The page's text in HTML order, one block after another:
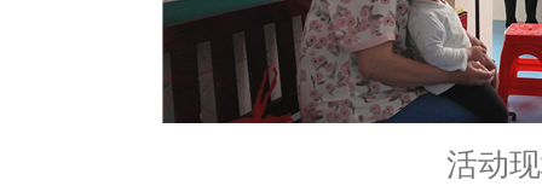
活动